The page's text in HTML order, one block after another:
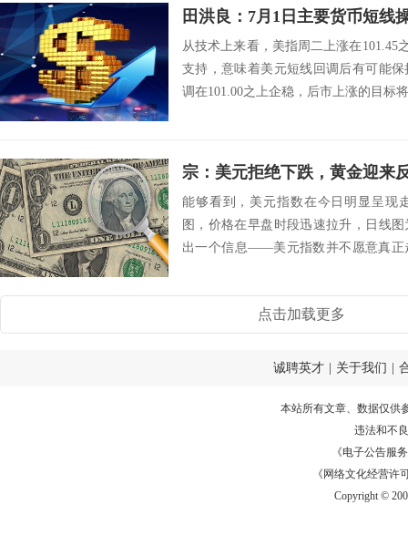
田洪良：7月1日主要货币
从技术上来看，美指周二上涨在101.45
支持，意味着美元短线回调后有可能
调在101.00之上企稳，后市上涨的目标
能够看到，美元指数在今日明显呈现
图，价格在早盘时段迅速拉升，日线
出一个信息——美元指数并不愿意真正
点击加载更多
诚聘英才 关于我们
本站所有文章、数据仅供
违法和不
《电子公告服务
《网络文化经营许
Copyright ©